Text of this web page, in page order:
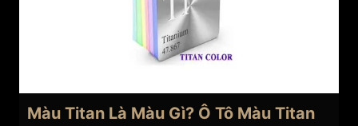
Màu Titan Là Màu Gì? Ô Tô Màu Titan